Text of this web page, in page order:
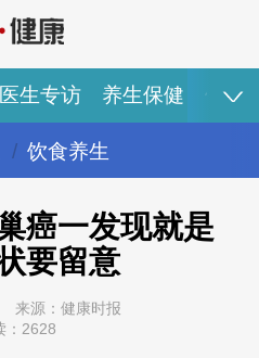
医生专访 养生保健 健康
饮食养生
专访 养生保健
癌一发现就是
要留意
来源：健康时报
：2628